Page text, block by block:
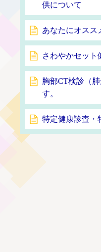
供について
あなたにオスス
さわやかセット
胸部CT検診（
す。
特定健康診査・